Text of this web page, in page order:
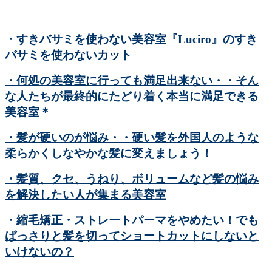
・すきバサミを使わない美容室『Luciro』のすき
バサミを使わないカット
・何処の美容室に行っても満足出来ない・・そん
な人たちが最終的にたどり着く本当に満足できる
美容室＊
・髪が硬いのが悩み・・硬い髪を外国人のような
柔らかくしなやかな髪に変えましょう！
・髪質、クセ、うねり、ボリュームなど髪の悩み
を解決したい人が集まる美容室
・縮毛矯正・ストレートパーマをやめたい！でも
ばっさりと髪を切ってショートカットにしないと
いけないの？